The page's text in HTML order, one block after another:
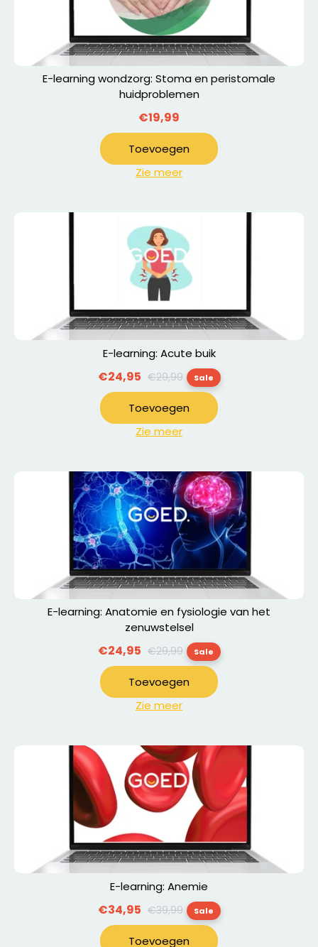
E-learning wondzorg: Stoma en peristomale
huidproblemen
€19,99
Toevoegen
Zie meer
E-learning: Acute buik
€24,95 Normale
prijs
€29,99 Sale
Toevoegen
Zie meer
E-learning: Anatomie en fysiologie van het
zenuwstelsel
€24,95 Normale
prijs
€29,99 Sale
Toevoegen
Zie meer
E-learning: Anemie
€34,95 Normale
prijs
€39,99 Sale
Toevoegen